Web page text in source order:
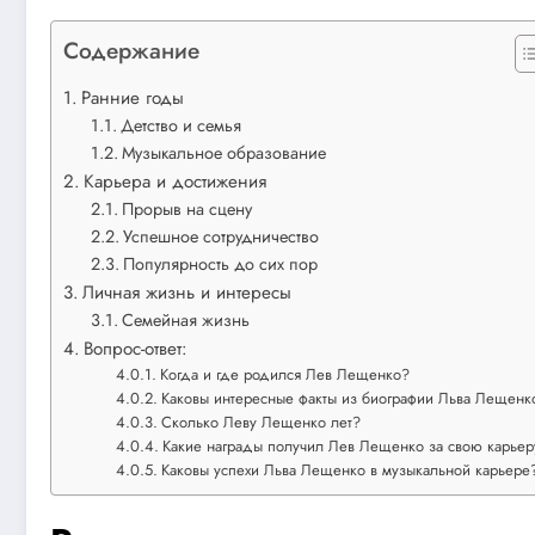
Содержание
Ранние годы
Детство и семья
Музыкальное образование
Карьера и достижения
Прорыв на сцену
Успешное сотрудничество
Популярность до сих пор
Личная жизнь и интересы
Семейная жизнь
Вопрос-ответ:
Когда и где родился Лев Лещенко?
Каковы интересные факты из биографии Льва
Сколько Леву Лещенко лет?
Какие награды получил Лев Лещенко за свою
Каковы успехи Льва Лещенко в музыкальной